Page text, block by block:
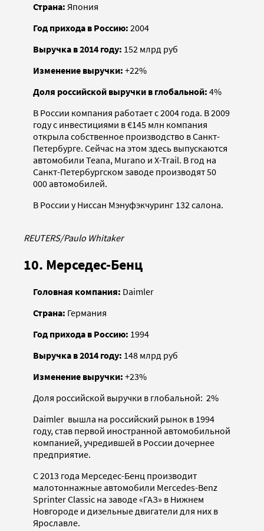
Страна: Япония
Год прихода в Россию: 2004
Выручка в 2014 году: 152 млрд руб
Изменение выручки: +22%
Доля российской выручки в глобальной: 4%
В России компания работает с 2004 года. В 2009
году с инвестициями в €145 млн компания
открыла собственное производство в Санкт-
Петербурге. Сейчас на этом здесь выпускаются
автомобили Teana, Murano и X-Trail. В год на
Санкт-Петербургском заводе производят 50
000 автомобилей.
В России у Ниссан Мэнуфэкчуринг 132 салона.
REUTERS/Paulo Whitaker
10. Мерседес-Бенц
Головная компания: Daimler
Страна: Германия
Год прихода в Россию: 1994
Выручка в 2014 году: 148 млрд руб
Изменение выручки: +23%
Доля российской выручки в глобальной: 2%
Daimler вышла на российский рынок в 1994
году, став первой иностранной автомобильной
компанией, учредившей в России дочернее
предприятие.
С 2013 года Мерседес-Бенц производит
малотоннажные автомобили Mercedes-Benz
Sprinter Classic на заводе «ГАЗ» в Нижнем
Новгороде и дизельные двигатели для них в
Ярославле.